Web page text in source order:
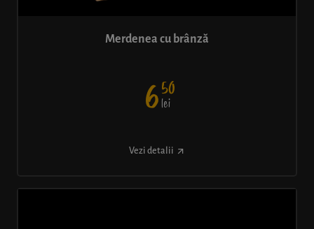
Merdenea cu brânză
650
lei
Vezi detalii